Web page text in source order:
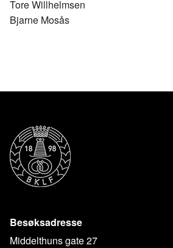
Tore Willhelmsen
Bjarne Mosås
Besøksadresse
Middelthuns gate 27